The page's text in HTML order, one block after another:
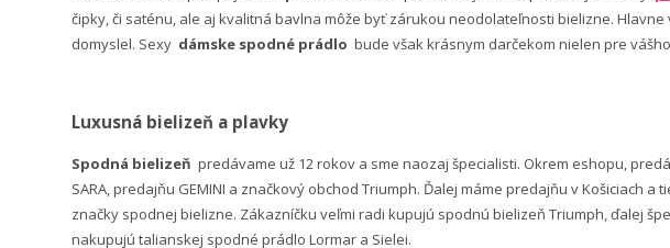
čipky, či saténu, ale aj kvalitná bavlna môže byť zárukou neodolateľnosti bielizne.
domyslel. Sexy dámske spodné prádlo bude však krásnym darčekom nielen pre
Luxusná bielizeň a plavky
Spodná bielizeň predávame už 12 rokov a sme naozaj špecialisti. Okrem eshopu,
SARA, predajňu GEMINI a značkový obchod Triumph. Ďalej máme predajňu v Košiciach
značky spodnej bielizne. Zákazníčku veľmi radi kupujú spodnú bielizeň Triumph, ďalej
nakupujú talianskej spodné prádlo Lormar a Sielei.